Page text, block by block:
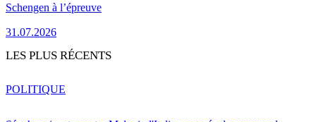
Schengen à l’épreuve
31.07.2026
LES PLUS RÉCENTS
POLITIQUE